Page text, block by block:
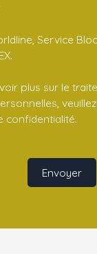
Service
plus sur le
confidentialité.
Envoyer